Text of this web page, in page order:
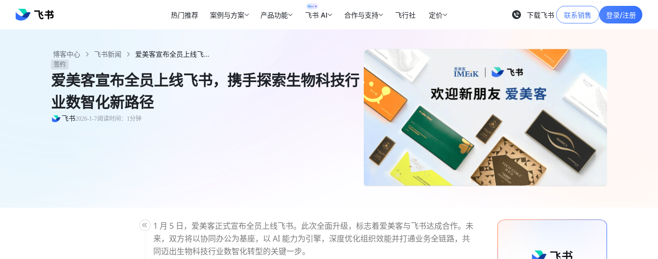
热门推荐 案例与方案 产品功能 飞书 AI 合作与支持 飞行社 定价 下载飞书 联系销售 登录/注册
博客中心 飞书新闻 爱美客宣布全员上线飞书，携手探索生物科技行业数智化新路径 - 飞书官网
签约
爱美客宣布全员上线飞书，携手探索生物科技行
业数智化新路径
飞书2026-1-7阅读时间：1分钟
1 月 5 日，爱美客正式宣布全员上线飞书。此次全面升级，标志着爱美客与飞书达成合作。未
来，双方将以协同办公为基座，以 AI 能力为引擎，深度优化组织效能并打通业务全链路，共
同迈出生物科技行业数智化转型的关键一步。